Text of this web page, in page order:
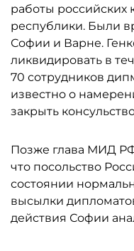
работы российских
республики. Были
Софии и Варне.
ликвидировать в
70 сотрудников
известно о
закрыть
Позже глава МИД
что посольство
состоянии
высылки
действия Софии